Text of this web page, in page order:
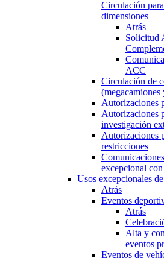
Circulación
dimensiones
Atrás
Solicitud
ACC
Circulación de
Autorizaciones
Autorizaciones
investigación
Autorizaciones
restricciones
excepcional
Usos excepcionales
Atrás
Eventos
Atrás
Alta y
eventos
Eventos de